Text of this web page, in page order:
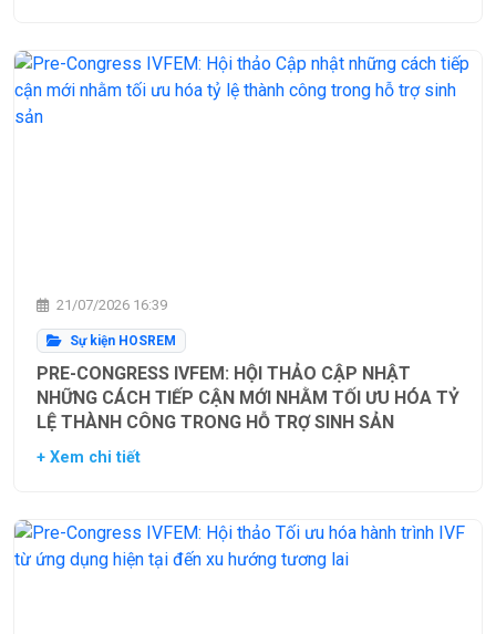
21/07/2026 16:39
Sự kiện HOSREM
PRE-CONGRESS IVFEM: HỘI THẢO CẬP NHẬT
NHỮNG CÁCH TIẾP CẬN MỚI NHẰM TỐI ƯU HÓA TỶ
LỆ THÀNH CÔNG TRONG HỖ TRỢ SINH SẢN
+ Xem chi tiết